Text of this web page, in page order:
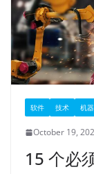
软件 技术 机
October 19,
15 个必